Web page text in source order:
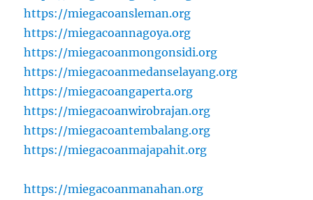
https://miegacoansleman.org
https://miegacoannagoya.org
https://miegacoanmongonsidi.org
https://miegacoanmedanselayang.org
https://miegacoangaperta.org
https://miegacoanwirobrajan.org
https://miegacoantembalang.org
https://miegacoanmajapahit.org
https://miegacoanmanahan.org